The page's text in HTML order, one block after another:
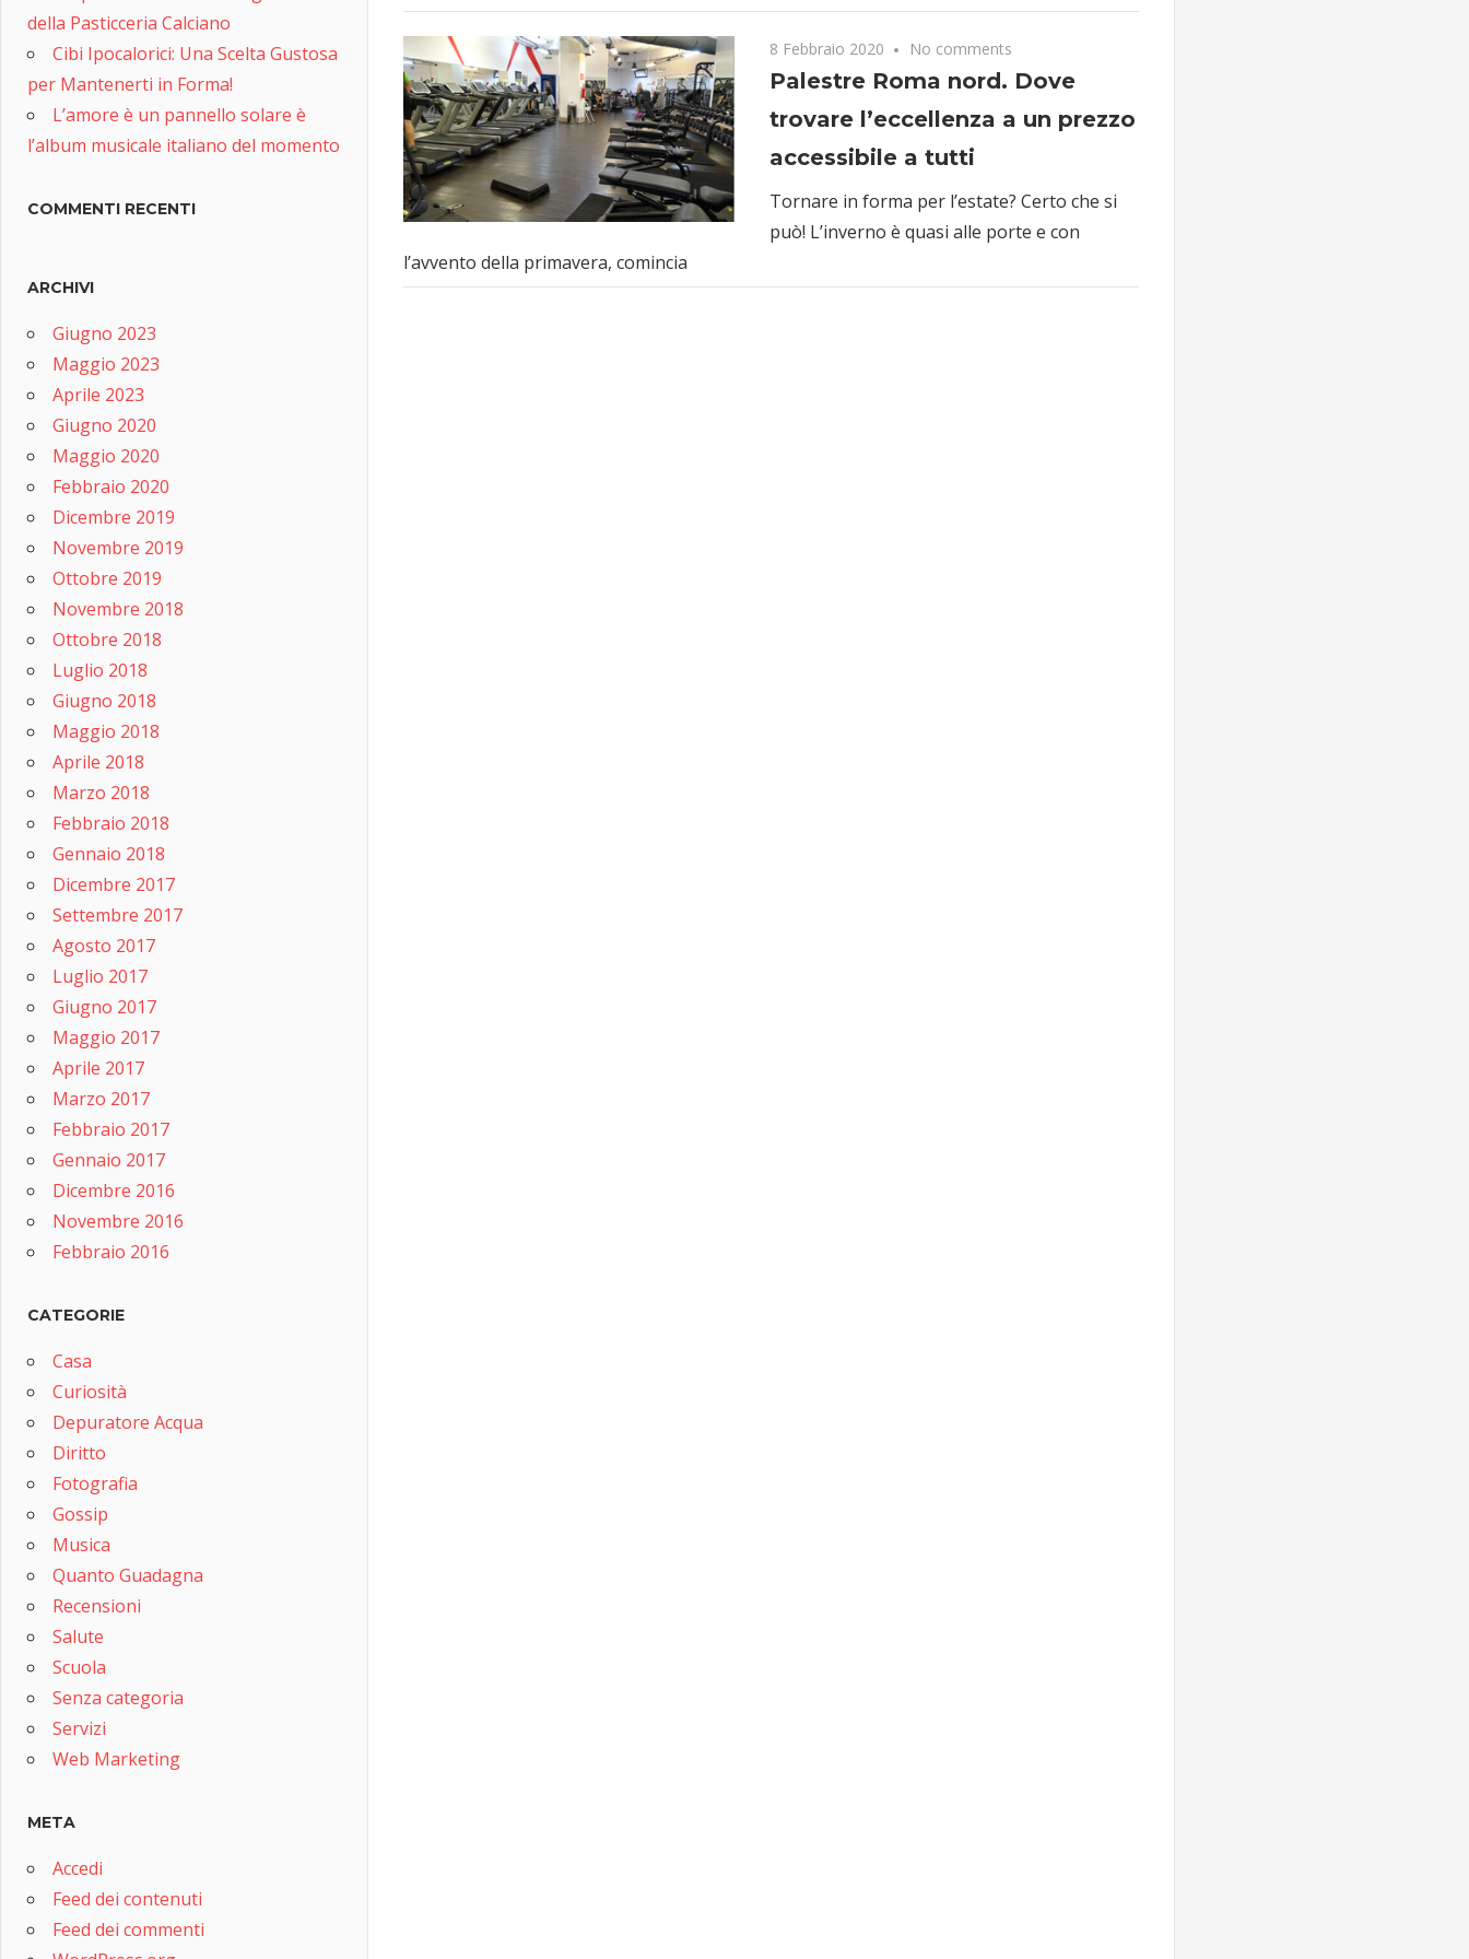
8 Febbraio 2020 No comments
Palestre Roma nord. Dove
trovare l’eccellenza a un prezzo
accessibile a tutti
Tornare in forma per l’estate? Certo che si
può! L’inverno è quasi alle porte e con
l’avvento della primavera, comincia
della Pasticceria Calciano
Cibi Ipocalorici: Una Scelta Gustosa
per Mantenerti in Forma!
L’amore è un pannello solare è
l’album musicale italiano del momento
COMMENTI RECENTI
ARCHIVI
Giugno 2023
Maggio 2023
Aprile 2023
Giugno 2020
Maggio 2020
Febbraio 2020
Dicembre 2019
Novembre 2019
Ottobre 2019
Novembre 2018
Ottobre 2018
Luglio 2018
Giugno 2018
Maggio 2018
Aprile 2018
Marzo 2018
Febbraio 2018
Gennaio 2018
Dicembre 2017
Settembre 2017
Agosto 2017
Luglio 2017
Giugno 2017
Maggio 2017
Aprile 2017
Marzo 2017
Febbraio 2017
Gennaio 2017
Dicembre 2016
Novembre 2016
Febbraio 2016
CATEGORIE
Casa
Curiosità
Depuratore Acqua
Diritto
Fotografia
Gossip
Musica
Quanto Guadagna
Recensioni
Salute
Scuola
Senza categoria
Servizi
Web Marketing
META
Accedi
Feed dei contenuti
Feed dei commenti